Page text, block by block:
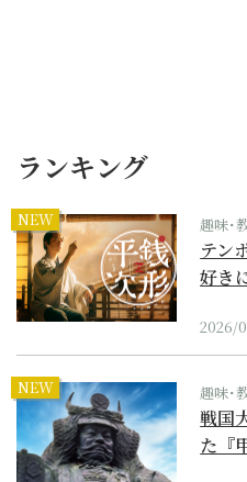
ランキング
NEW 趣味･
テン
好き
2026/
NEW 趣味･
戦国
た『